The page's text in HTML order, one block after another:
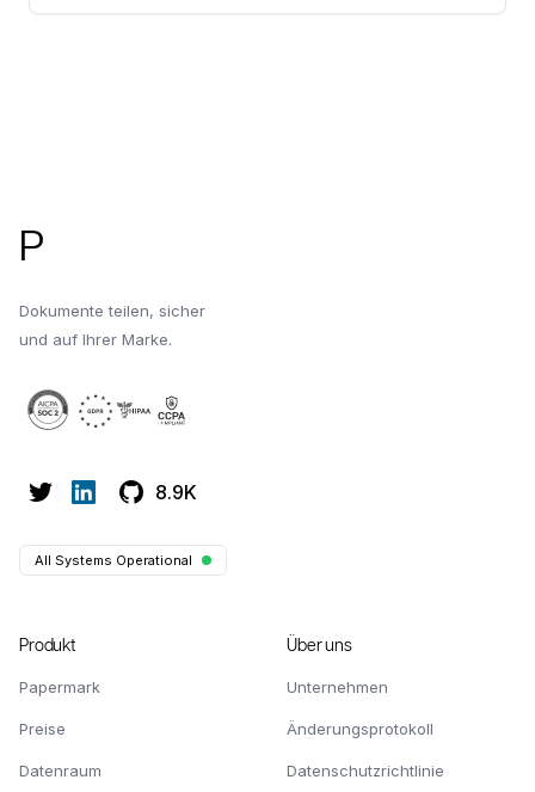
Ansarada und mehr).
P
Dokumente teilen, sicher
und auf Ihrer Marke.
8.9K
All Systems Operational
Produkt
Papermark
Preise
Datenraum
Über uns
Unternehmen
Änderungsprotokoll
Datenschutzrichtlinie